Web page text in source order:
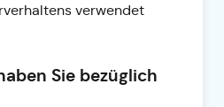
verwendet
Sie bezüglich